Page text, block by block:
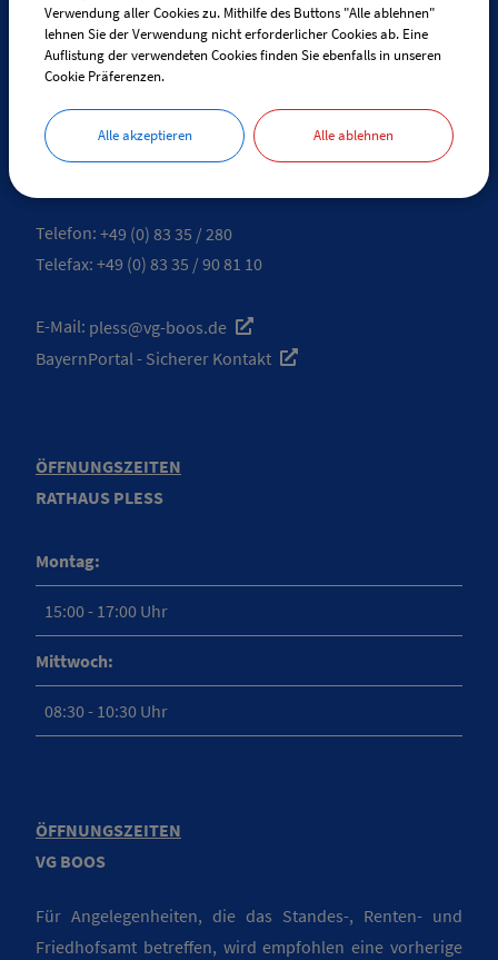
SO ERREICHEN SIE UNS
Gemeinde Pleß
Kirchstraße 4
Telefon: +49 (0) 83 35 / 280
Telefax: +49 (0) 83 35 / 90 81 10
E-Mail: pless@vg-boos.de
BayernPortal - Sicherer Kontakt
ÖFFNUNGSZEITEN
RATHAUS PLESS
Montag:
15:00 - 17:00 Uhr
Mittwoch:
08:30 - 10:30 Uhr
ÖFFNUNGSZEITEN
VG BOOS
Für Angelegenheiten, die das Standes-, Renten- und
Friedhofsamt betreffen, wird empfohlen eine vorherige
Verwendung aller Cookies zu. Mithilfe des Buttons "Alle ablehnen"
lehnen Sie der Verwendung nicht erforderlicher Cookies ab. Eine
Auflistung der verwendeten Cookies finden Sie ebenfalls in unseren
Cookie Präferenzen.
Alle akzeptieren Alle ablehnen